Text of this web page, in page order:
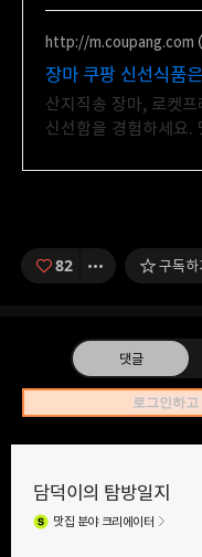
http://m.coupang.com
장마 쿠팡 신선식품
산지직송 장마, 로켓
신선함을 경험하세요.
무료배송도 누리세요!
82 구독하
댓글
로그인하
담덕이의 탐방일지
맛집 분야 크리에이터